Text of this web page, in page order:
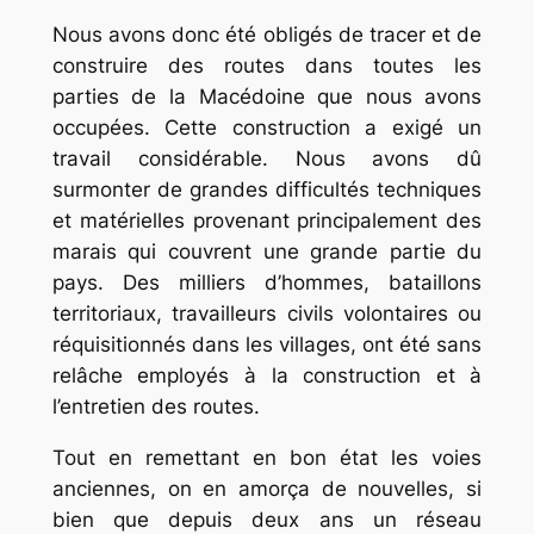
Nous avons donc été obligés de tracer et de
construire des routes dans toutes les
parties de la Macédoine que nous avons
occupées. Cette construction a exigé un
travail considérable. Nous avons dû
surmonter de grandes difficultés techniques
et matérielles provenant principalement des
marais qui couvrent une grande partie du
pays. Des milliers d’hommes, bataillons
territoriaux, travailleurs civils volontaires ou
réquisitionnés dans les villages, ont été sans
relâche employés à la construction et à
l’entretien des routes.
Tout en remettant en bon état les voies
anciennes, on en amorça de nouvelles, si
bien que depuis deux ans un réseau